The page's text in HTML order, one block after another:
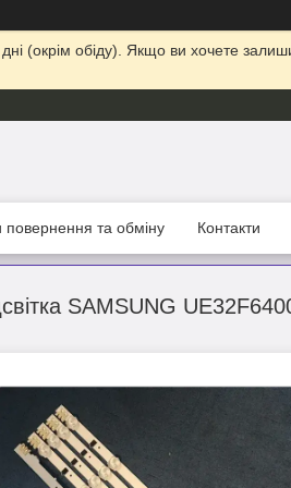
(окрім обіду). Якщо ви хочете
повернення та обміну Контакти
SAMSUNG